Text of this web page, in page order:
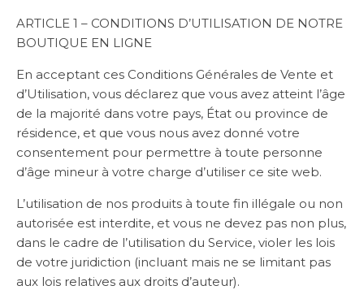
ARTICLE 1 – CONDITIONS D’UTILISATION DE NOTRE
BOUTIQUE EN LIGNE
En acceptant ces Conditions Générales de Vente et
d’Utilisation, vous déclarez que vous avez atteint l’âge
de la majorité dans votre pays, État ou province de
résidence, et que vous nous avez donné votre
consentement pour permettre à toute personne
d’âge mineur à votre charge d’utiliser ce site web.
L’utilisation de nos produits à toute fin illégale ou non
autorisée est interdite, et vous ne devez pas non plus,
dans le cadre de l’utilisation du Service, violer les lois
de votre juridiction (incluant mais ne se limitant pas
aux lois relatives aux droits d’auteur).